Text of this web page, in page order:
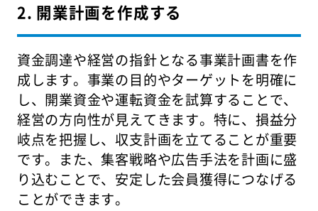
2. 開業計画を作成する
資金調達や経営の指針となる事業計画書を作
成します。事業の目的やターゲットを明確に
し、開業資金や運転資金を試算することで、
経営の方向性が見えてきます。特に、損益分
岐点を把握し、収支計画を立てることが重要
です。また、集客戦略や広告手法を計画に盛
り込むことで、安定した会員獲得につなげる
ことができます。